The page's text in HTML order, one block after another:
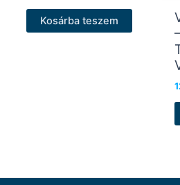
Kosárba teszem